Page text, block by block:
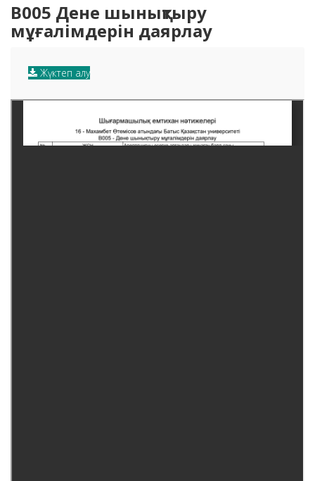
B005 Дене шынықтыру
мұғалімдерін даярлау
Жүктеп алу